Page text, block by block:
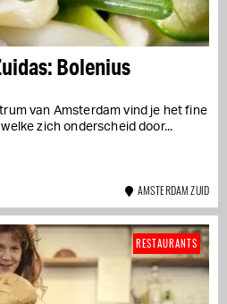
Bolenius
van Amsterdam vind je het fine
zich onderscheid door...
AMSTERDAM ZUID
RESTAURANTS